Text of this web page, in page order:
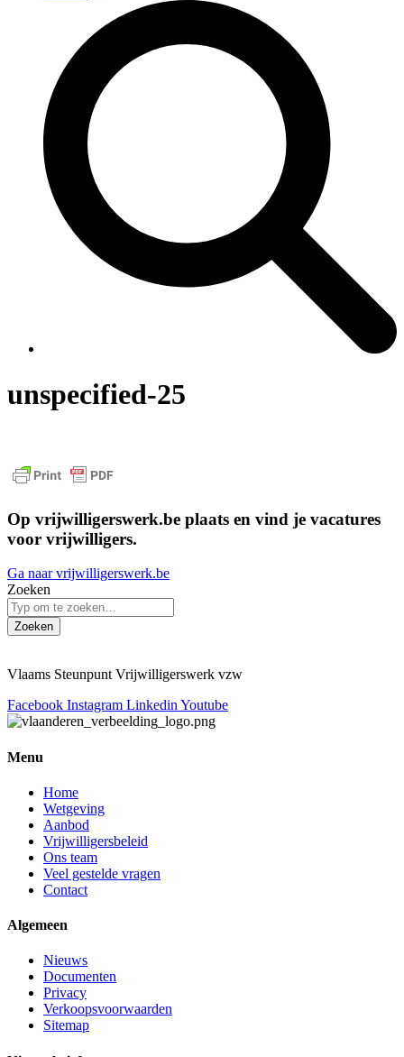
unspecified-25
Op vrijwilligerswerk.be plaats en vind je vacatures
voor vrijwilligers.
Ga naar vrijwilligerswerk.be
Zoeken
Zoeken
Vlaams Steunpunt Vrijwilligerswerk vzw
Facebook Instagram Linkedin Youtube
Menu
Home
Wetgeving
Aanbod
Vrijwilligersbeleid
Ons team
Veel gestelde vragen
Contact
Algemeen
Nieuws
Documenten
Privacy
Verkoopsvoorwaarden
Sitemap